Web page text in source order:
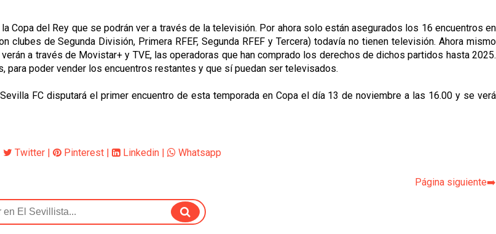
Copa del Rey que se podrán ver a través de la televisión. Por ahora solo están asegurados los 16 encuentros en
de Segunda División, Primera RFEF, Segunda RFEF y Tercera) todavía no tienen televisión. Ahora mismo
a través de Movistar+ y TVE, las operadoras que han comprado los derechos de dichos partidos hasta 2025.
poder vender los encuentros restantes y que sí puedan ser televisados.
FC disputará el primer encuentro de esta temporada en Copa el día 13 de noviembre a las 16.00 y se verá
Twitter | Pinterest | Linkedin | Whatsapp
Página siguiente➡️